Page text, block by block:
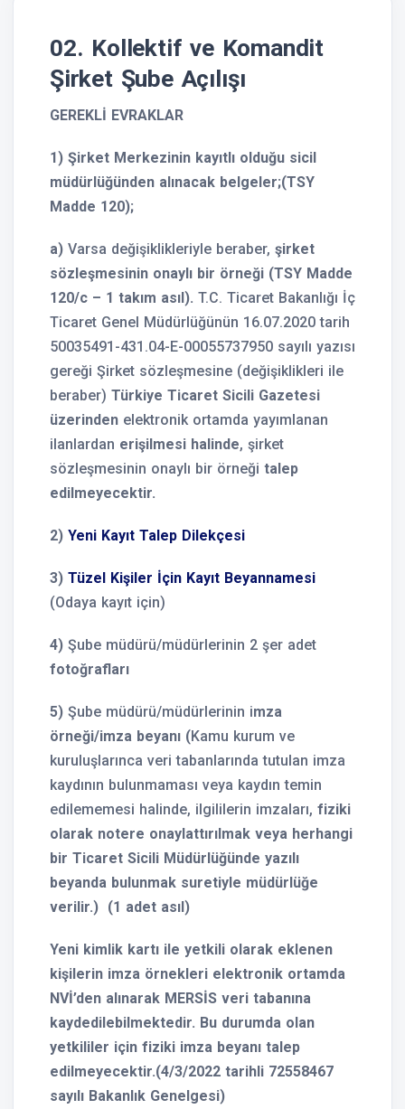
02. Kollektif ve Komandit
Şirket Şube Açılışı
GEREKLİ EVRAKLAR
1) Şirket Merkezinin kayıtlı olduğu sicil
müdürlüğünden alınacak belgeler;(TSY
Madde 120);
a) Varsa değişiklikleriyle beraber, şirket
sözleşmesinin onaylı bir örneği (TSY Madde
120/c – 1 takım asıl). T.C. Ticaret Bakanlığı İç
Ticaret Genel Müdürlüğünün 16.07.2020 tarih
50035491-431.04-E-00055737950 sayılı yazısı
gereği Şirket sözleşmesine (değişiklikleri ile
beraber) Türkiye Ticaret Sicili Gazetesi
üzerinden elektronik ortamda yayımlanan
ilanlardan erişilmesi halinde, şirket
sözleşmesinin onaylı bir örneği talep
edilmeyecektir.
2) Yeni Kayıt Talep Dilekçesi
3) Tüzel Kişiler İçin Kayıt Beyannamesi
(Odaya kayıt için)
4) Şube müdürü/müdürlerinin 2 şer adet
fotoğrafları
5) Şube müdürü/müdürlerinin imza
örneği/imza beyanı (Kamu kurum ve
kuruluşlarınca veri tabanlarında tutulan imza
kaydının bulunmaması veya kaydın temin
edilememesi halinde, ilgililerin imzaları, fiziki
olarak notere onaylattırılmak veya herhangi
bir Ticaret Sicili Müdürlüğünde yazılı
beyanda bulunmak suretiyle müdürlüğe
verilir.) (1 adet asıl)
Yeni kimlik kartı ile yetkili olarak eklenen
kişilerin imza örnekleri elektronik ortamda
NVİ’den alınarak MERSİS veri tabanına
kaydedilebilmektedir. Bu durumda olan
yetkililer için fiziki imza beyanı talep
edilmeyecektir.(4/3/2022 tarihli 72558467
sayılı Bakanlık Genelgesi)